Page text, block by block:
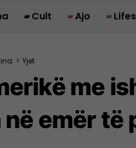
Cult Ajo
> Yjet
me
emër të